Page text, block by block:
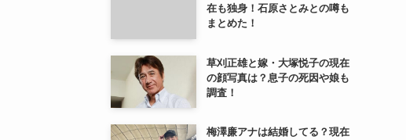
在も独身！石原さとみとの噂も
まとめた！
草刈正雄と嫁・大塚悦子の現在
の顔写真は？息子の死因や娘も
調査！
梅澤廉アナは結婚してる？現在